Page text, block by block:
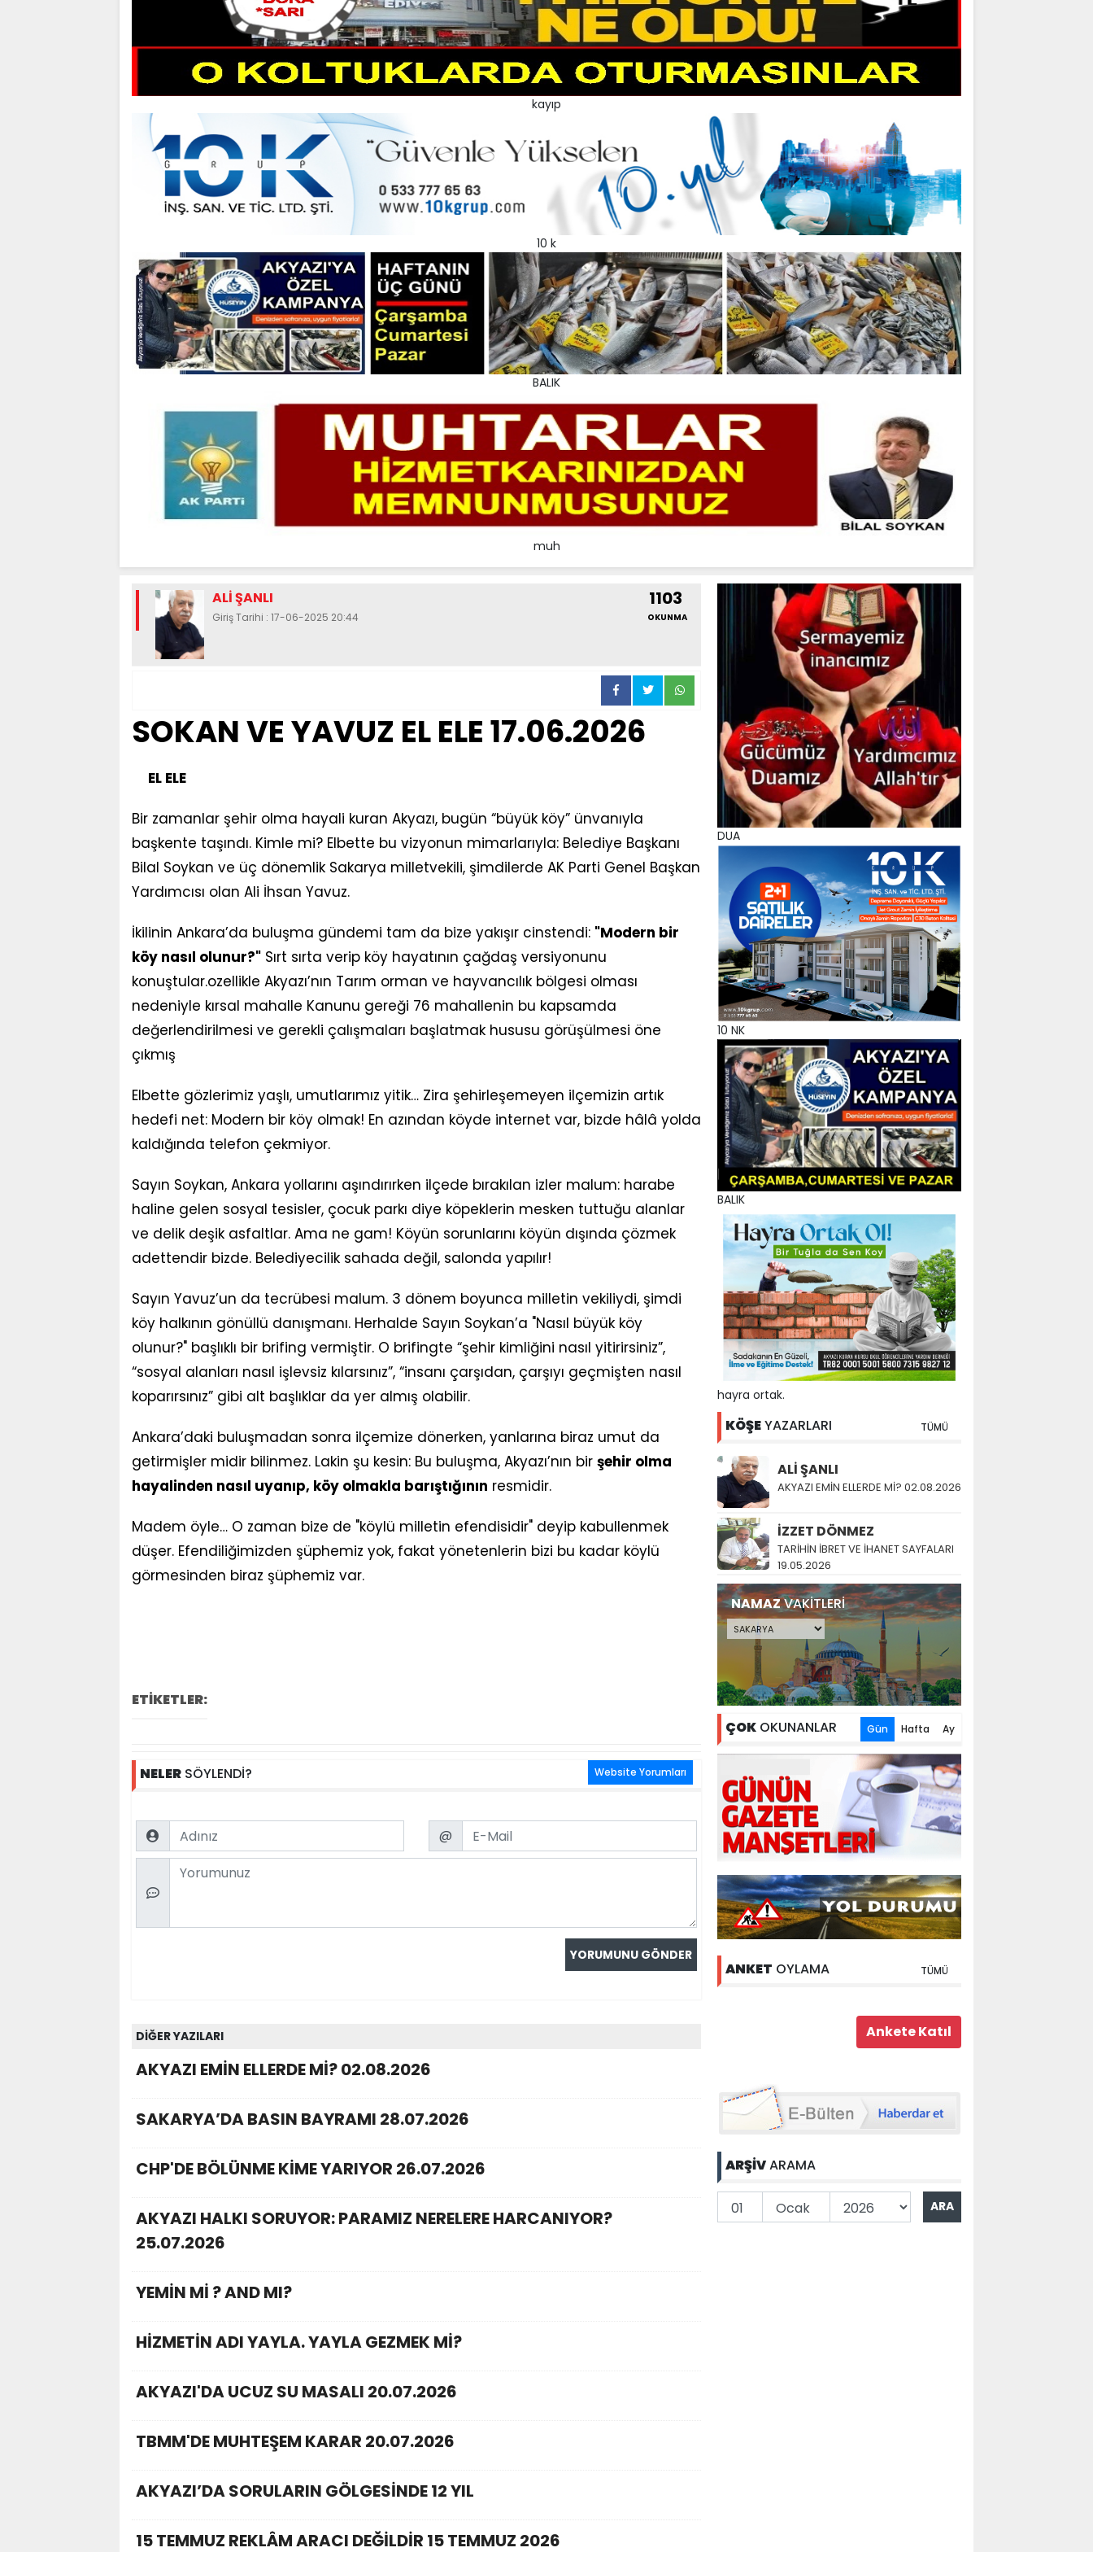
kayıp
10 k
BALIK
muh
ALİ ŞANLI
Giriş Tarihi : 17-06-2025 20:44
1103
OKUNMA
SOKAN VE YAVUZ EL ELE 17.06.2026
EL ELE
Bir zamanlar şehir olma hayali kuran Akyazı, bugün “büyük köy” ünvanıyla
başkente taşındı. Kimle mi? Elbette bu vizyonun mimarlarıyla: Belediye Başkanı
Bilal Soykan ve üç dönemlik Sakarya milletvekili, şimdilerde AK Parti Genel Başkan
Yardımcısı olan Ali İhsan Yavuz.
İkilinin Ankara’da buluşma gündemi tam da bize yakışır cinstendi: "Modern bir
köy nasıl olunur?" Sırt sırta verip köy hayatının çağdaş versiyonunu
konuştular.ozellikle Akyazı’nın Tarım orman ve hayvancılık bölgesi olması
nedeniyle kırsal mahalle Kanunu gereği 76 mahallenin bu kapsamda
değerlendirilmesi ve gerekli çalışmaları başlatmak hususu görüşülmesi öne
çıkmış
Elbette gözlerimiz yaşlı, umutlarımız yitik… Zira şehirleşemeyen ilçemizin artık
hedefi net: Modern bir köy olmak! En azından köyde internet var, bizde hâlâ yolda
kaldığında telefon çekmiyor.
Sayın Soykan, Ankara yollarını aşındırırken ilçede bırakılan izler malum: harabe
haline gelen sosyal tesisler, çocuk parkı diye köpeklerin mesken tuttuğu alanlar
ve delik deşik asfaltlar. Ama ne gam! Köyün sorunlarını köyün dışında çözmek
adettendir bizde. Belediyecilik sahada değil, salonda yapılır!
Sayın Yavuz’un da tecrübesi malum. 3 dönem boyunca milletin vekiliydi, şimdi
köy halkının gönüllü danışmanı. Herhalde Sayın Soykan’a "Nasıl büyük köy
olunur?" başlıklı bir brifing vermiştir. O brifingte “şehir kimliğini nasıl yitirirsiniz”,
“sosyal alanları nasıl işlevsiz kılarsınız”, “insanı çarşıdan, çarşıyı geçmişten nasıl
koparırsınız” gibi alt başlıklar da yer almış olabilir.
Ankara’daki buluşmadan sonra ilçemize dönerken, yanlarına biraz umut da
getirmişler midir bilinmez. Lakin şu kesin: Bu buluşma, Akyazı’nın bir şehir olma
hayalinden nasıl uyanıp, köy olmakla barıştığının resmidir.
Madem öyle… O zaman bize de "köylü milletin efendisidir" deyip kabullenmek
düşer. Efendiliğimizden şüphemiz yok, fakat yönetenlerin bizi bu kadar köylü
görmesinden biraz şüphemiz var.
ETİKETLER:
NELER SÖYLENDİ? Website Yorumları
Name Email
@
Comment
DİĞER YAZILARI
AKYAZI EMİN ELLERDE Mİ? 02.08.2026
SAKARYA’DA BASIN BAYRAMI 28.07.2026
CHP'DE BÖLÜNME KİME YARIYOR 26.07.2026
AKYAZI HALKI SORUYOR: PARAMIZ NERELERE HARCANIYOR?
25.07.2026
YEMİN Mİ ? AND MI?
HİZMETİN ADI YAYLA. YAYLA GEZMEK Mİ?
AKYAZI'DA UCUZ SU MASALI 20.07.2026
TBMM'DE MUHTEŞEM KARAR 20.07.2026
AKYAZI’DA SORULARIN GÖLGESİNDE 12 YIL
15 TEMMUZ REKLÂM ARACI DEĞİLDİR 15 TEMMUZ 2026
DUA
10 NK
BALIK
hayra ortak.
KÖŞEYAZARLARI TÜMÜ
ALİ ŞANLI
AKYAZI EMİN ELLERDE Mİ? 02.08.2026
İZZET DÖNMEZ
TARİHİN İBRET VE İHANET SAYFALARI
19.05.2026
NAMAZVAKİTLERİ
ÇOK OKUNANLAR Gün Hafta Ay
ANKET OYLAMA TÜMÜ
ARŞİVARAMA